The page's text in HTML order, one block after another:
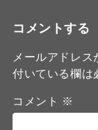
コメントする
メールアドレス
付いている欄は
コメント ※